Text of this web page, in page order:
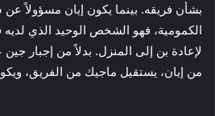
بشأن فريقه. بينما يكون إيان مسؤولاً
الكمومية، فهو الشخص الوحيد الذي لديه
لإعادة بن إلى المنزل. بدلاً من إجبار
من إيان، يستقيل ماجيك من الفريق،